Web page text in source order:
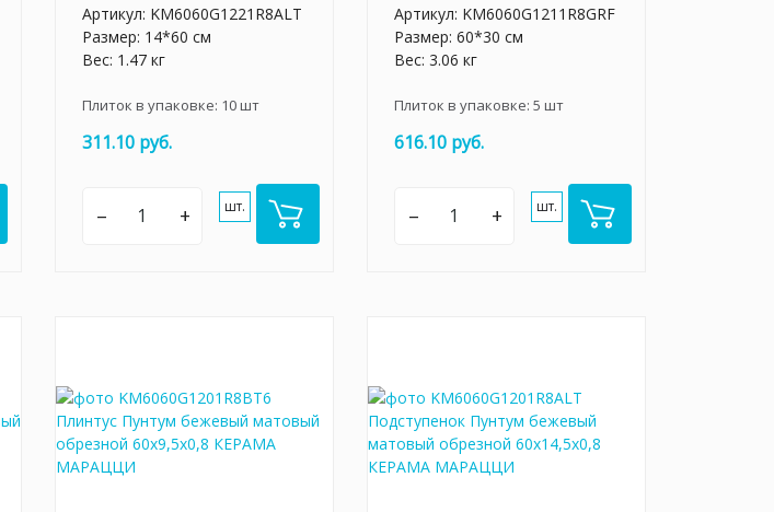
Артикул: KM6060G1221R8ALT
Размер: 14*60 см
Вес: 1.47 кг
Плиток в упаковке: 10шт
311.10 руб.
– + шт.
Артикул: KM6060G1211R8GRF
Размер: 60*30 см
Вес: 3.06 кг
Плиток в упаковке: 5 шт
616.10 руб.
– + шт.